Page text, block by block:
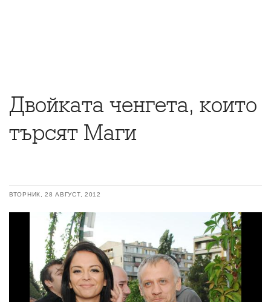
Двойката ченгета, които
търсят Маги
ВТОРНИК, 28 АВГУСТ, 2012